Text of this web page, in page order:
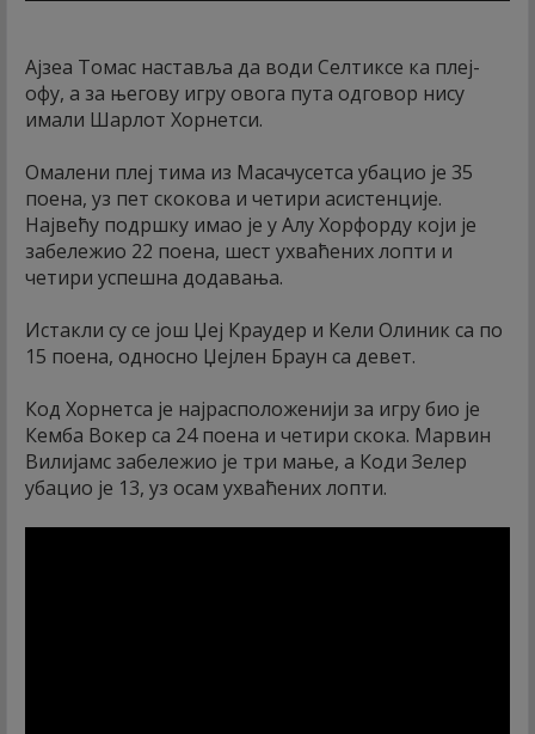
Ајзеа Томас наставља да води Селтиксе ка плеј-
офу, а за његову игру овога пута одговор нису
имали Шарлот Хорнетси.
Омалени плеј тима из Масачусетса убацио је 35
поена, уз пет скокова и четири асистенције.
Највећу подршку имао је у Алу Хорфорду који је
забележио 22 поена, шест ухваћених лопти и
четири успешна додавања.
Истакли су се још Џеј Краудер и Кели Олиник са по
15 поена, односно Џејлен Браун са девет.
Код Хорнетса је најрасположенији за игру био је
Кемба Вокер са 24 поена и четири скока. Марвин
Вилијамс забележио је три мање, а Коди Зелер
убацио је 13, уз осам ухваћених лопти.